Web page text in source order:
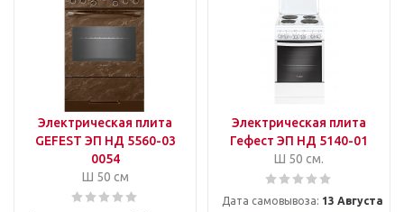
Электрическая плита
GEFEST ЭП НД 5560-03
0054
Ш 50 см
Электрическая плита
Гефест ЭП НД 5140-01
Ш 50 см.
Дата самовывоза: 13 Августа